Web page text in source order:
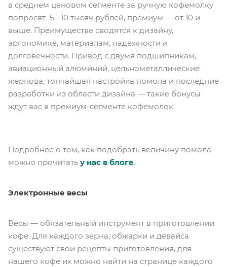
в среднем ценовом сегменте за ручную кофемолку
попросят 5 - 10 тысяч рублей, премиум — от 10 и
выше. Преимущества сводятся к дизайну,
эргономике, материалам, надежности и
долговечности. Привод с двумя подшипникам,
авиационный алюминий, цельнометаллические
жернова, тончайшая настройка помола и последние
разработки из области дизайна — такие бонусы
ждут вас в премиум-сегменте кофемолок.
Подробнее о том, как подобрать величину помола
можно прочитать у нас в блоге.
Электронные весы
Весы — обязательный инструмент в приготовлении
кофе. Для каждого зерна, обжарки и девайса
существуют свои рецепты приготовления, для
нашего кофе их можно найти на странице каждого